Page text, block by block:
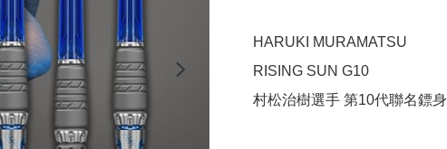
HARUKI MURAMATSU
RISING SUN G10
村松治樹選手 第10代聯名鏢身